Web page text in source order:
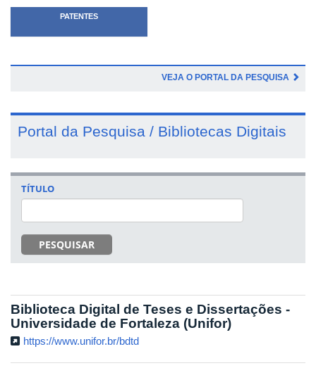
PATENTES
VEJA O PORTAL DA PESQUISA
Portal da Pesquisa / Bibliotecas Digitais
TÍTULO
PESQUISAR
Biblioteca Digital de Teses e Dissertações -
Universidade de Fortaleza (Unifor)
https://www.unifor.br/bdtd